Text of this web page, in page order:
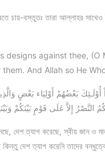
চায়-বস্তুতঃ তারা আল্লাহর
designs against thee,
And Allah so He
إِلاَّ عَلَى قَوْمٍ بَيْنَكُمْ
দেশ ত্যাগ করেছে, স্বীয় জান ও
দেশ ত্যাগ করেনি তাদের বন্ধুত্বে